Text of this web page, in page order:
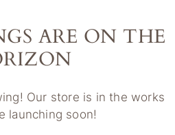
ARE ON THE
Our store is in the works
launching soon!